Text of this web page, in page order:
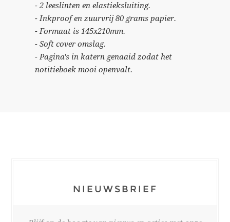
- 2 leeslinten en elastieksluiting.
- Inkproof en zuurvrij 80 grams papier.
- Formaat is 145x210mm.
- Soft cover omslag.
- Pagina's in katern genaaid zodat het
notitieboek mooi openvalt.
NIEUWSBRIEF